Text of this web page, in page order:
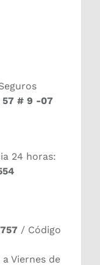
57 # 9 -07
24 horas:
/ Código
Viernes de